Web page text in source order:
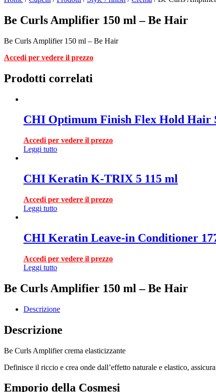
Be Curls Amplifier 150 ml – Be Hair
Be Curls Amplifier 150 ml – Be Hair
Accedi per vedere il prezzo
Prodotti correlati
CHI Optimum Finish Flex Hold Hair
Accedi per vedere il prezzo
Leggi tutto
CHI Keratin K-TRIX 5 115 ml
Accedi per vedere il prezzo
Leggi tutto
CHI Keratin Leave-in Conditioner
Accedi per vedere il prezzo
Leggi tutto
Be Curls Amplifier 150 ml – Be Hair
Descrizione
Descrizione
Be Curls Amplifier crema elasticizzante
Definisce il riccio e crea onde dall’effetto naturale e elastico,
Emporio della Cosmesi